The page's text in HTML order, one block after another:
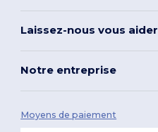
Laissez-nous vous aider
Notre entreprise
Moyens de paiement